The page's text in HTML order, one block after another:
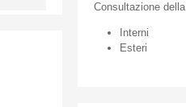
Consultazione della
Interni
Esteri